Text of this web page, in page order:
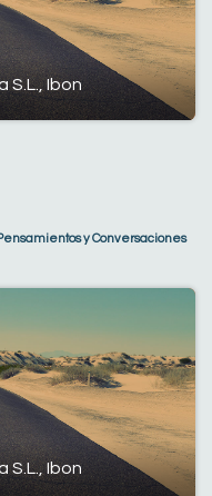
Ibon
y Conversaciones
Ibon